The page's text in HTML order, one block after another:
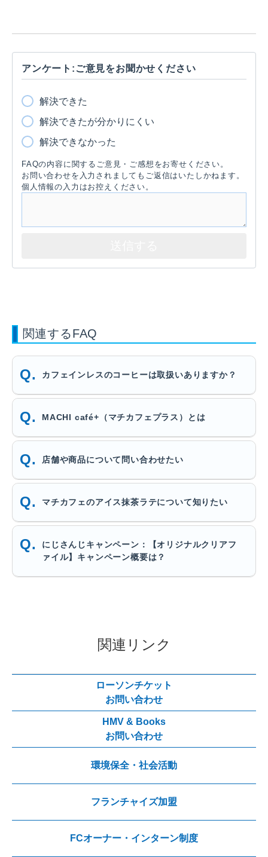
アンケート:ご意見をお聞かせください
解決できた
解決できたが分かりにくい
解決できなかった
FAQの内容に関するご意見・ご感想をお寄せください。
お問い合わせを入力されましてもご返信はいたしかねます。
個人情報の入力はお控えください。
関連するFAQ
カフェインレスのコーヒーは取扱いありますか？
MACHI café+（マチカフェプラス）とは
店舗や商品について問い合わせたい
マチカフェのアイス抹茶ラテについて知りたい
にじさんじキャンペーン：【オリジナルクリアフ
ァイル】キャンペーン概要は？
関連リンク
ローソンチケット
お問い合わせ
HMV & Books
お問い合わせ
環境保全・社会活動
フランチャイズ加盟
FCオーナー・インターン制度